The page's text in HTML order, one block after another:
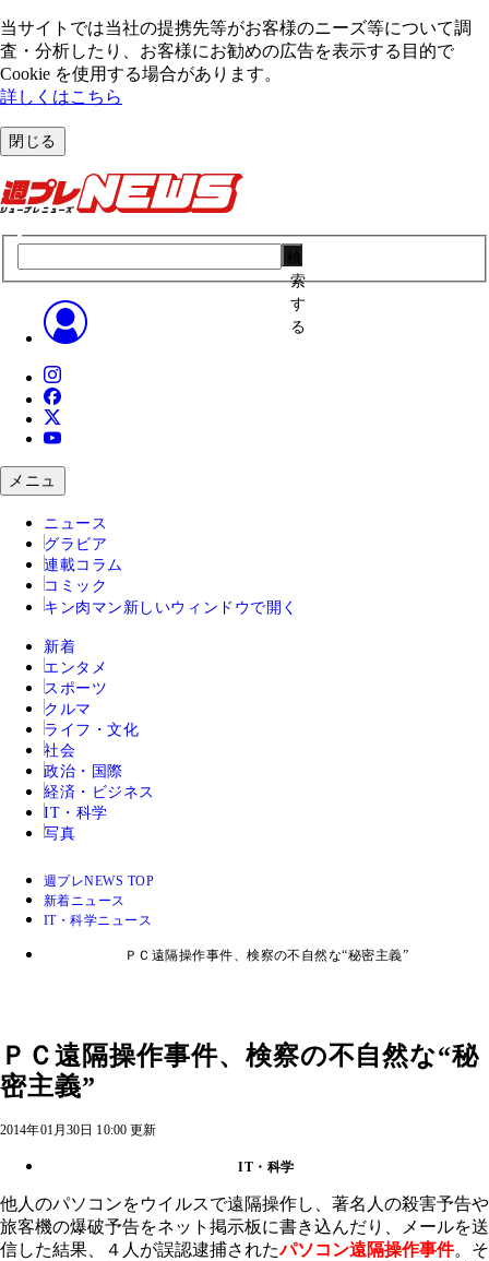
当サイトでは当社の提携先等がお客様のニーズ等について調
査・分析したり、お客様にお勧めの広告を表⽰する⽬的で
Cookie を使⽤する場合があります。
詳しくはこちら
閉じる
索
す
る
メニュ
ニュース
グラビア
連載コラム
コミック
キン肉マン 新しいウィンドウで開く
新着
エンタメ
スポーツ
クルマ
ライフ・文化
社会
政治・国際
経済・ビジネス
IT・科学
写真
週プレNEWS TOP
新着ニュース
IT・科学ニュース
ＰＣ遠隔操作事件、検察の不自然な“秘密主義”
ＰＣ遠隔操作事件、検察の不自然な“秘
密主義”
2014年01月30日 10:00 更新
IT・科学
他人のパソコンをウイルスで遠隔操作し、著名人の殺害予告や
旅客機の爆破予告をネット掲示板に書き込んだり、メールを送
信した結果、４人が誤認逮捕されたパソコン遠隔操作事件。そ